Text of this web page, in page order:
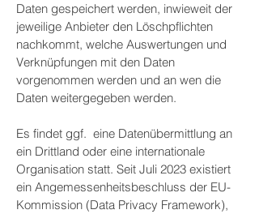
Daten gespeichert werden, inwieweit der
jeweilige Anbieter den Löschpflichten
nachkommt, welche Auswertungen und
Verknüpfungen mit den Daten
vorgenommen werden und an wen die
Daten weitergegeben werden.
Es findet ggf. eine Datenübermittlung an
ein Drittland oder eine internationale
Organisation statt. Seit Juli 2023 existiert
ein Angemessenheitsbeschluss der EU-
Kommission (Data Privacy Framework),